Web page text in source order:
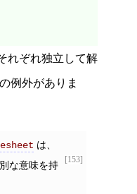
れぞれ独立して解
例外がありま
[153]
は、
な意味を持